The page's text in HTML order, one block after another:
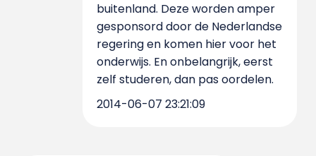
buitenland. Deze worden amper
gesponsord door de Nederlandse
regering en komen hier voor het
onderwijs. En onbelangrijk, eerst
zelf studeren, dan pas oordelen.
2014-06-07 23:21:09